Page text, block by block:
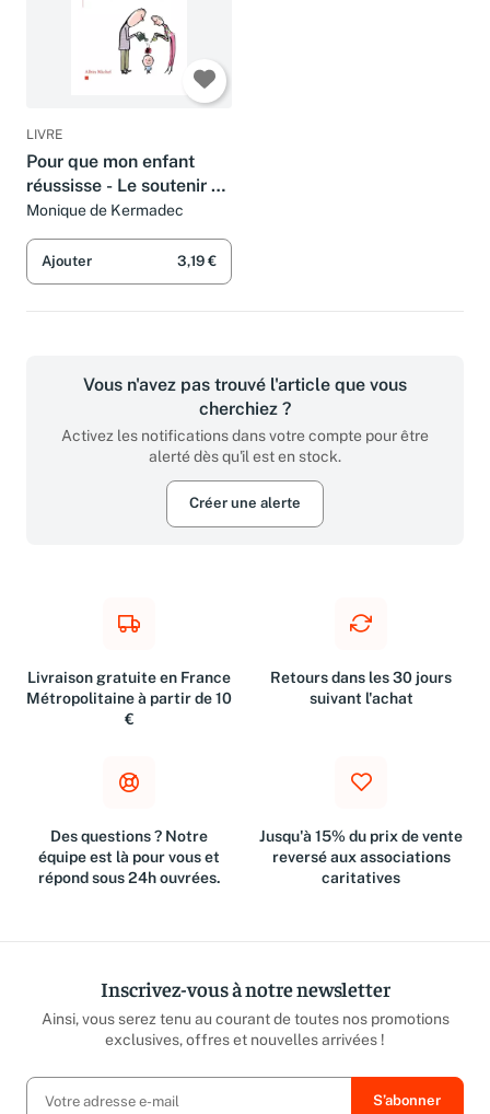
LIVRE
Pour que mon enfant
réussisse - Le soutenir et
l'accompagner
Monique de Kermadec
Ajouter 3,19 €
Vous n'avez pas trouvé l'article que vous
cherchiez ?
Activez les notifications dans votre compte pour être
alerté dès qu'il est en stock.
Créer une alerte
Livraison gratuite en France
Métropolitaine à partir de 10
€
Retours dans les 30 jours
suivant l'achat
Des questions ? Notre
équipe est là pour vous et
répond sous 24h ouvrées.
Jusqu'à 15% du prix de vente
reversé aux associations
caritatives
Inscrivez-vous à notre newsletter
Ainsi, vous serez tenu au courant de toutes nos promotions
exclusives, offres et nouvelles arrivées !